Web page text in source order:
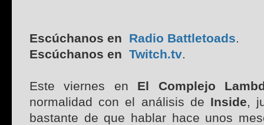
Escúchanos en Radio Battletoads.
Escúchanos en Twitch.tv.
Este viernes en El Complejo
normalidad con el análisis de Inside,
bastante de que hablar hace unos